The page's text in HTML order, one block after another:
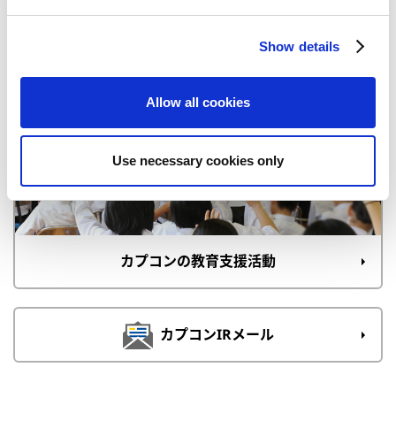
Show details
Allow all cookies
Use necessary cookies only
カプコンの教育支援活動
カプコンIRメール